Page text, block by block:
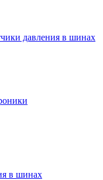
давления в шинах
в шинах